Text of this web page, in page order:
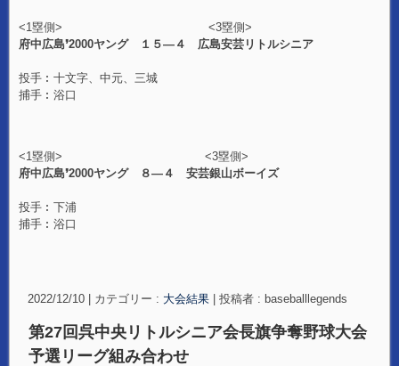
<1塁側> <3塁側>
府中広島❜2000ヤング １５―４ 広島安芸リトルシニア
投手︰十文字、中元、三城
捕手︰浴口
<1塁側> <3塁側>
府中広島❜2000ヤング ８―４ 安芸銀山ボーイズ
投手︰下浦
捕手︰浴口
2022/12/10 | カテゴリー : 大会結果 | 投稿者 : baseballlegends
第27回呉中央リトルシニア会長旗争奪野球大会
予選リーグ組み合わせ